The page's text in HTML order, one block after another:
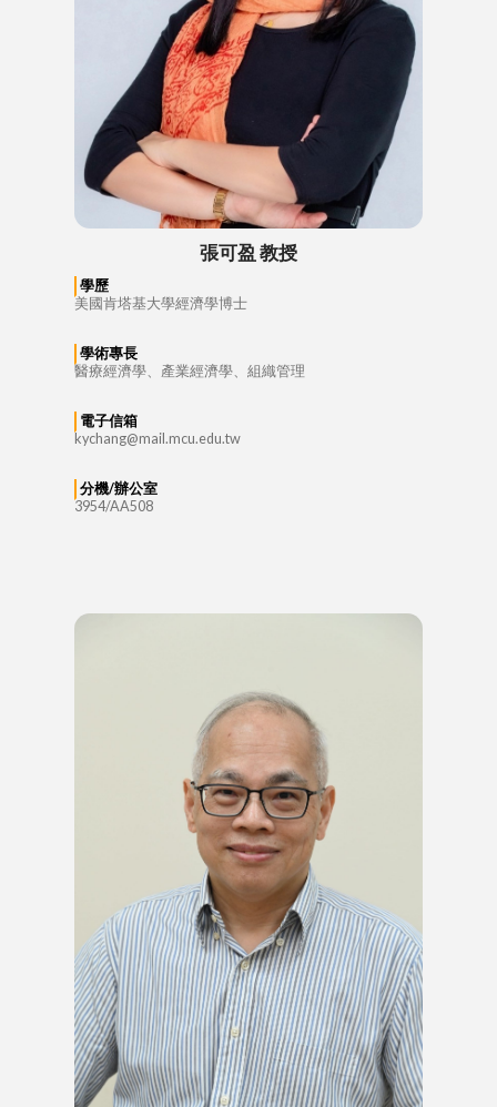
張可盈 教授
學歷
美國肯塔基大學經濟學博士
學術專長
醫療經濟學、產業經濟學、組織管理
電子信箱
kychang@mail.mcu.edu.tw
分機/辦公室
3954/AA508